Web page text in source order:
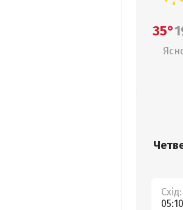
35°
Схід:
05:10